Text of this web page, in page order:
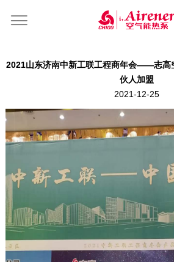
2021山东济南中新工联工程商年会——志高
伙人加盟
2021-12-25